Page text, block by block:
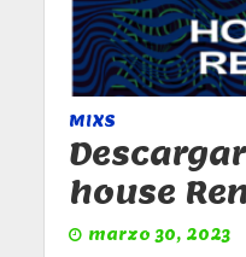
MIXS
house
marzo 30, 2023